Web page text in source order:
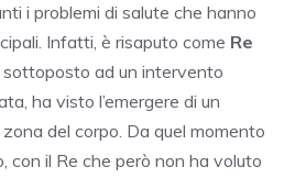
i problemi di salute che hanno
Infatti, è risaputo come Re
sottoposto ad un intervento
ha visto l’emergere di un
del corpo. Da quel momento
con il Re che però non ha voluto